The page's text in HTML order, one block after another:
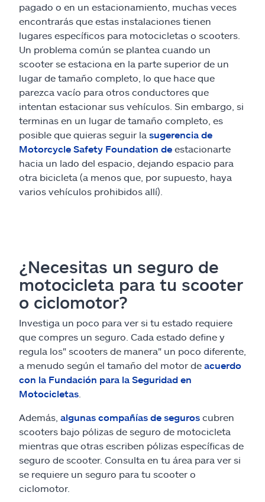
pagado o en un estacionamiento, muchas veces
encontrarás que estas instalaciones tienen
lugares específicos para motocicletas o scooters.
Un problema común se plantea cuando un
scooter se estaciona en la parte superior de un
lugar de tamaño completo, lo que hace que
parezca vacío para otros conductores que
intentan estacionar sus vehículos. Sin embargo, si
terminas en un lugar de tamaño completo, es
posible que quieras seguir la sugerencia de
Motorcycle Safety Foundation de estacionarte
hacia un lado del espacio, dejando espacio para
otra bicicleta (a menos que, por supuesto, haya
varios vehículos prohibidos allí).
¿Necesitas un seguro de
motocicleta para tu scooter
o ciclomotor?
Investiga un poco para ver si tu estado requiere
que compres un seguro. Cada estado define y
regula los" scooters de manera" un poco diferente,
a menudo según el tamaño del motor de acuerdo
con la Fundación para la Seguridad en
Motocicletas
Además, algunas compañías de seguros cubren
scooters bajo pólizas de seguro de motocicleta
mientras que otras escriben pólizas específicas de
seguro de scooter. Consulta en tu área para ver si
se requiere un seguro para tu scooter o
ciclomotor.